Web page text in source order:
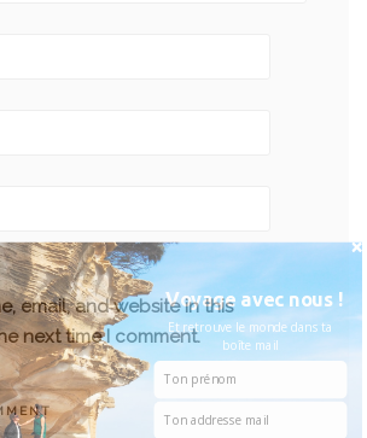
email, and website in this
next time I comment.
Voyage avec nous !
Et retrouve le monde dans ta
boîte mail